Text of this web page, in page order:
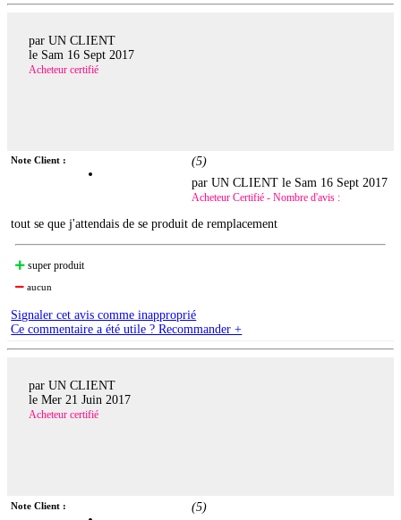
par UN CLIENT
le Sam 16 Sept 2017
Acheteur certifié
Note Client : (5)
par UN CLIENT le Sam 16 Sept 2017
Acheteur Certifié - Nombre d'avis :
tout se que j'attendais de se produit de remplacement
super produit
aucun
Signaler cet avis comme inapproprié
Ce commentaire a été utile ? Recommander +
par UN CLIENT
le Mer 21 Juin 2017
Acheteur certifié
Note Client : (5)